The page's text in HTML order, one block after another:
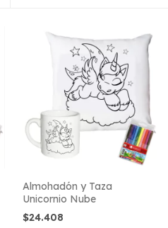
Almohadón y Taza
Unicornio Nube
$24.408